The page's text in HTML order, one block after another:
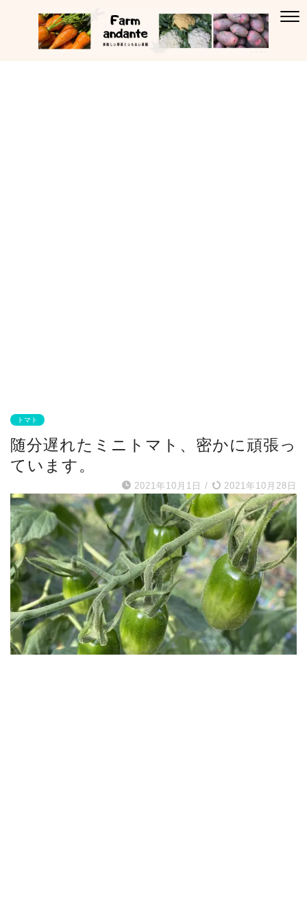
トマト
随分遅れたミニトマト、密かに頑張っ
ています。
2021年10月1日 / 2021年10月28日